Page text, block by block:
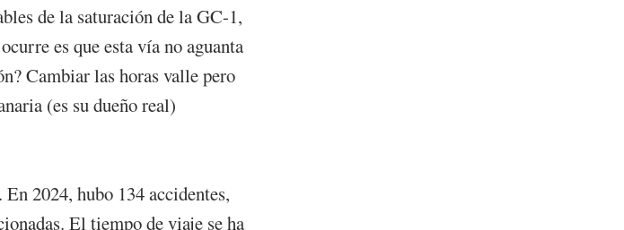
de la saturación de la GC-1,
es que esta vía no aguanta
Cambiar las horas valle pero
(es su dueño real)
2024, hubo 134 accidentes,
El tiempo de viaje se ha